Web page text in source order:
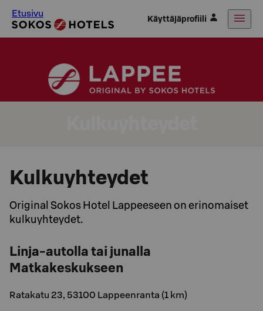
Etusivu Käyttäjäprofiili
Kulkuyhteydet
Original Sokos Hotel Lappeeseen on erinomaiset
kulkuyhteydet.
Linja-autolla tai junalla
Matkakeskukseen
Ratakatu 23, 53100 Lappeenranta (1 km)